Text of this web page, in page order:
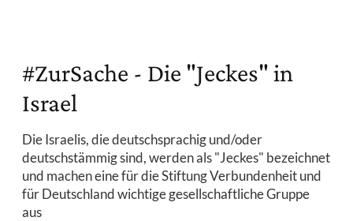
#ZurSache - Die "Jeckes" in
Israel
Die Israelis, die deutschsprachig und/oder
deutschstämmig sind, werden als "Jeckes" bezeichnet
und machen eine für die Stiftung Verbundenheit und
für Deutschland wichtige gesellschaftliche Gruppe
aus